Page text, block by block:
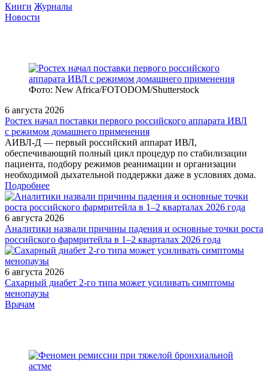
Книги Журналы
Новости
Фото: New Africa/FOTODOM/Shutterstock
6 августа 2026
Ростех начал поставки первого российского аппарата ИВЛ
с режимом домашнего применения
АИВЛ‑Д — первый российский аппарат ИВЛ,
обеспечивающий полный цикл процедур по стабилизации
пациента, подбору режимов реанимации и организации
необходимой дыхательной поддержки даже в условиях дома.
Подробнее
6 августа 2026
Аналитики назвали причины падения и основные точки роста
российского фармритейла в 1–2 кварталах 2026 года
6 августа 2026
Сахарный диабет 2‑го типа может усиливать симптомы
менопаузы
/doctor/gynaecology/defitsit-vitamina-d-u-zhenshchin-
Врачам